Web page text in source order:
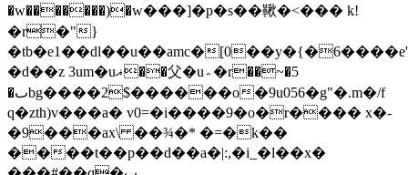
�w�������)�w���]�p�s��鞦�<��� k!
�r�"}
�tb�e1��dl��u��amc�
�d��z 3um�uޣ��⽗�u؞�r��~�5
�ٮbg����2$������o�9u056�g"�.m�/f
q�zth)v���a� v0=�i����9�o�r���� x�-
�9���ax\ ��¾�* �=�k��
����t��p��d��a�|:,�i_�l��x�